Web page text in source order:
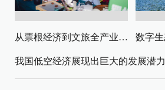
从票根经济到文旅全产业链升级
我国低空经济展现出巨大的发展潜力